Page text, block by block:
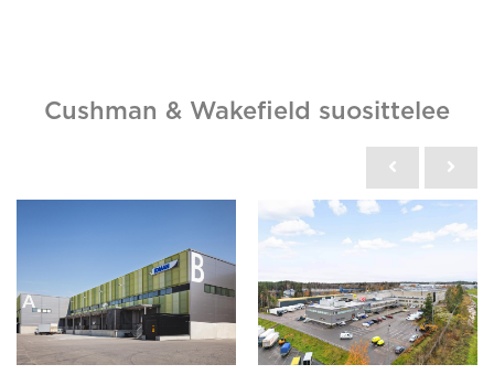
Cushman & Wakefield suosittelee